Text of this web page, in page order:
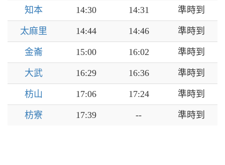
知本 14:30 14:31 準時到
太麻里 14:44 14:46 準時到
金崙 15:00 16:02 準時到
大武 16:29 16:36 準時到
枋山 17:06 17:24 準時到
枋寮 17:39 -- 準時到